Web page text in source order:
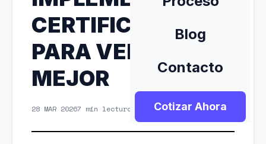
Blog
Contacto
Cotizar Ahora
CERTIFICADA
PARA VENDER
MEJOR
28 MAR 20267 min lectura CRM & Automatizacion